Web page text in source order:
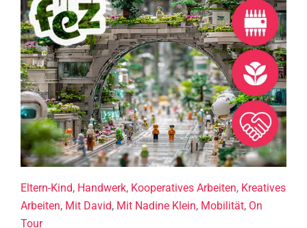
Eltern-Kind, Handwerk, Kooperatives Arbeiten, Kreatives
Arbeiten, Mit David, Mit Nadine Klein, Mobilität, On
Tour